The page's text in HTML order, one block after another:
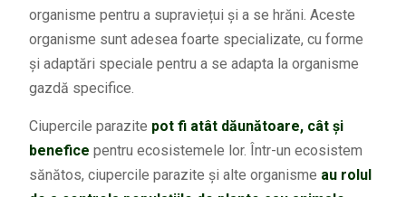
organisme pentru a supraviețui și a se hrăni. Aceste
organisme sunt adesea foarte specializate, cu forme
și adaptări speciale pentru a se adapta la organisme
gazdă specifice.
Ciupercile parazite pot fi atât dăunătoare, cât și
benefice pentru ecosistemele lor. Într-un ecosistem
sănătos, ciupercile parazite și alte organisme au rolul